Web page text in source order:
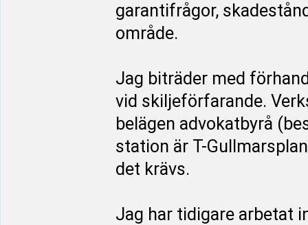
garantifrågor,
område.
Jag biträder med
vid skiljeförfarande.
belägen advokatbyrå
station är T-
det krävs.
Jag har tidigare arbetat